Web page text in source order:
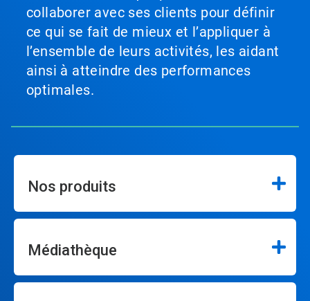
collaborer avec ses clients pour définir
ce qui se fait de mieux et l’appliquer à
l’ensemble de leurs activités, les aidant
ainsi à atteindre des performances
optimales.
Nos produits
Médiathèque